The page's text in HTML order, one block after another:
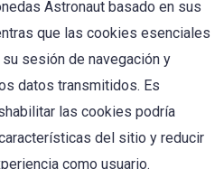
Astronaut basado en sus
que las cookies esenciales
sesión de navegación y
datos transmitidos. Es
las cookies podría
del sitio y reducir
como usuario.